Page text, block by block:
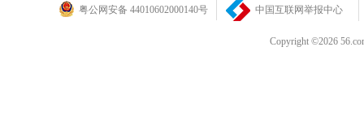
粤公网安备 44010602000140号 中国互联网举报中心
Copyright ©2026